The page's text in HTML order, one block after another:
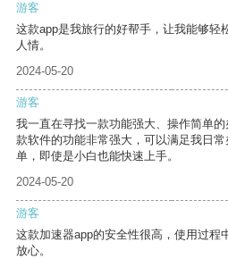
游客
这款app是我旅行的好帮手，让我能够轻
人情。
2024-05-20
游客
我一直在寻找一款功能强大、操作简单
款软件的功能非常强大，可以满足我日
单，即使是小白也能快速上手。
2024-05-20
游客
这款加速器app的安全性很高，使用过程
放心。